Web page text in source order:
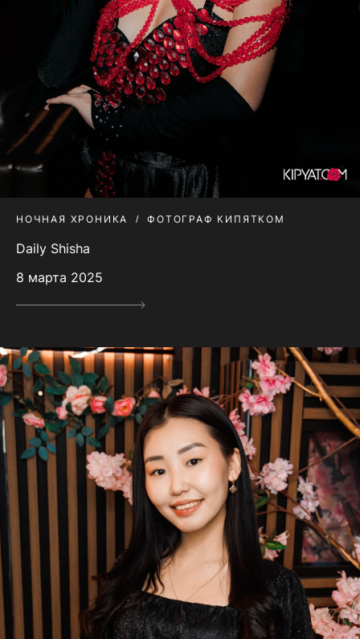
НОЧНАЯ ХРОНИКА ФОТОГРАФ КИПЯТКОМ
Daily Shisha
8 марта 2025